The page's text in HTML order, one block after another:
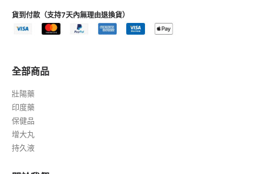
貨到付款（支持7天內無理由退換貨）
全部商品
壯陽藥
印度藥
保健品
增大丸
持久液